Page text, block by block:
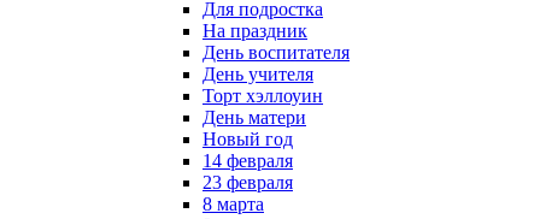
Для подростка
На праздник
День воспитателя
День учителя
Торт хэллоуин
День матери
Новый год
14 февраля
23 февраля
8 марта